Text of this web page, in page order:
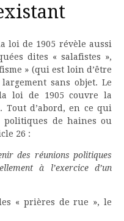
loi de 1905 révèle aussi
dites « salafistes »,
» (qui est loin d’être
sans objet. Le
loi de 1905 couvre la
Tout d’abord, en ce qui
politiques de haines ou
26 :
des réunions politiques
à l’exercice d’un
« prières de rue », le